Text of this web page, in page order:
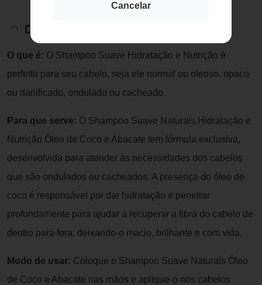
Cancelar
Descrição do Produto
O que é: O Shampoo Suave Hidratação e Nutrição é
perfeito para seu cabelo, seja ele normal ou oleoso, opaco
ou danificado, ondulado ou cacheado.
Para que serve: O Shampoo Suave Naturals Hidratação e
Nutrição Óleo de Coco e Abacate tem fórmula exclusiva,
desenvolvida para atender às necessidades dos cabelos
que são ondulados ou cacheados. A presença do óleo de
coco é responsável por dar hidratação e penetrar
profundamente para ajudar a recuperar a fibra do cabelo de
dentro para fora, deixando-o macio, brilhante e com vida.
Modo de usar: Coloque o Shampoo Suave Naturals Óleo
de Coco e Abacate nas mãos e aplique-o nos cabelos